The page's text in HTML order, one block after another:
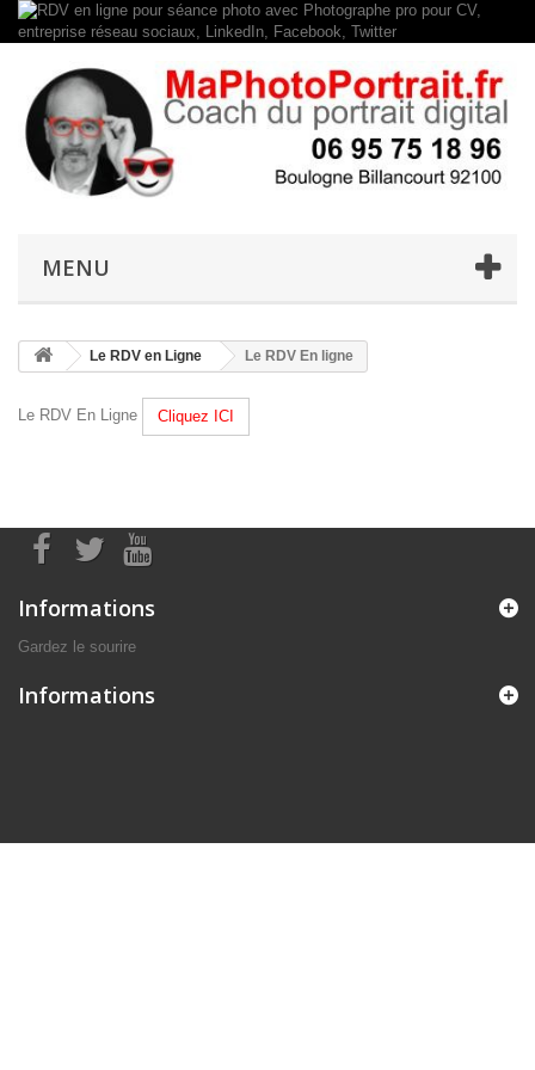
MENU
Le RDV en Ligne Le RDV En ligne
Le RDV En Ligne Cliquez ICI
Informations
Gardez le sourire
Informations